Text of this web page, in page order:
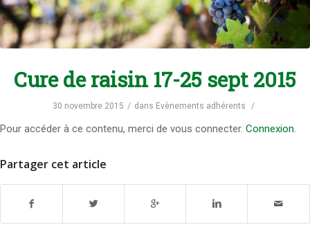
Cure de raisin 17-25 sept 2015
30 novembre 2015 / dans Evènements adhérents /
Pour accéder à ce contenu, merci de vous connecter. Connexion.
Partager cet article